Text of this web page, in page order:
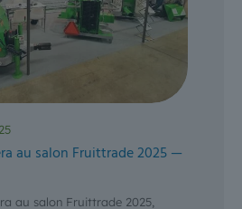
au salon Fruittrade 2025 —
au salon Fruittrade 2025,